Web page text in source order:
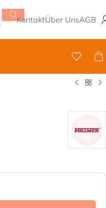
KontaktÜber UnsAGB